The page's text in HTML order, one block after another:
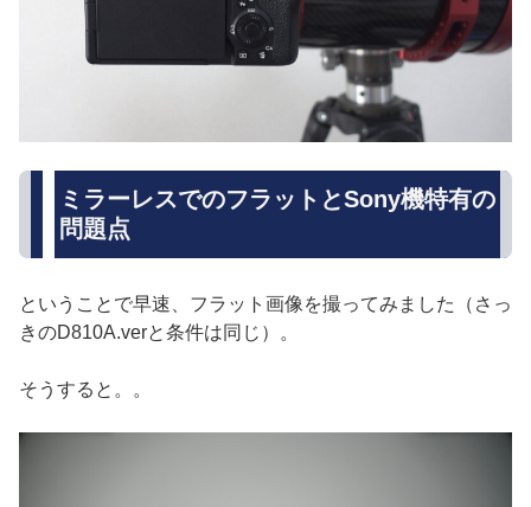
ミラーレスでのフラットとSony機特有の
問題点
ということで早速、フラット画像を撮ってみました（さっ
きのD810A.verと条件は同じ）。
そうすると。。